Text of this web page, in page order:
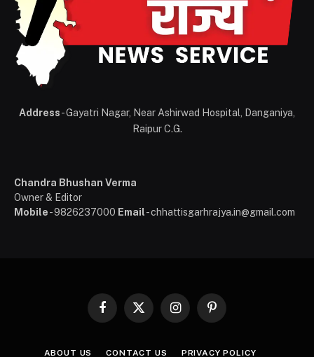
Address- Gayatri Nagar, Near Ashirwad Hospital, Danganiya,
Raipur C.G.
Chandra Bhushan Verma
Owner & Editor
Mobile- 9826237000 Email- chhattisgarhrajya.in@gmail.com
Facebook
X
InstagramPinterest
ABOUT US CONTACT US PRIVACY POLICY